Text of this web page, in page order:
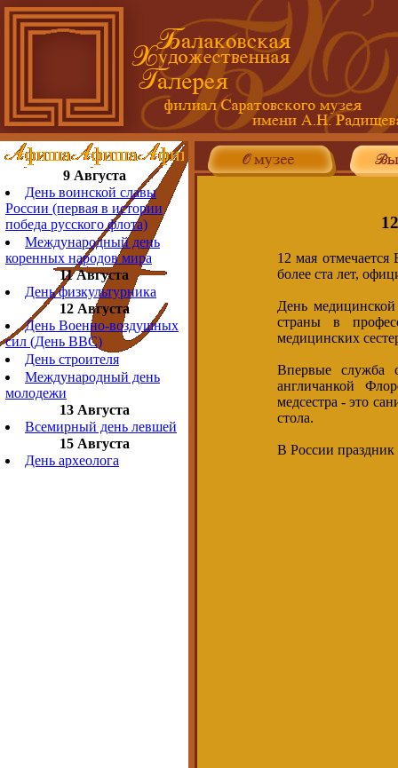
9 Августа
День воинской славы
России (первая в истории
победа русского флота)
Международный день
коренных народов мира
11 Августа
День физкультурника
12 Августа
День Военно-воздушных
сил (День ВВС)
День строителя
Международный день
молодежи
13 Августа
Всемирный день левшей
15 Августа
День археолога
12 мая
более ста лет,
День
страны в
медицинских
Впервые служба
англичанкой
медсестра - это
стола.
В России праздник